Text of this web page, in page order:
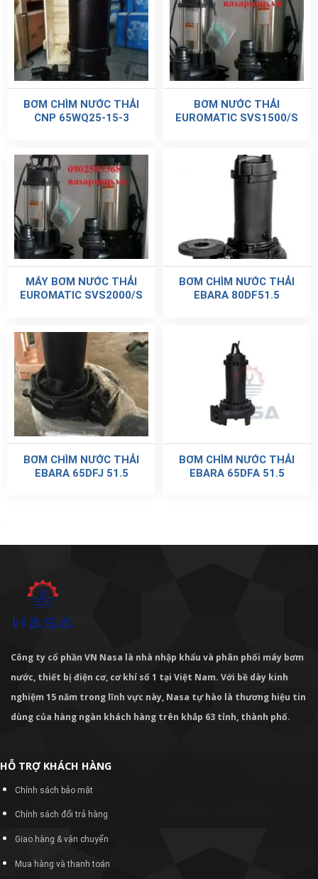
BƠM CHÌM NƯỚC THẢI
CNP 65WQ25-15-3
BƠM NƯỚC THẢI
EUROMATIC SVS1500/S
MÁY BƠM NƯỚC THẢI
EUROMATIC SVS2000/S
BƠM CHÌM NƯỚC THẢI
EBARA 80DF51.5
BƠM CHÌM NƯỚC THẢI
EBARA 65DFJ 51.5
BƠM CHÌM NƯỚC THẢI
EBARA 65DFA 51.5
Công ty cổ phần VN Nasa là nhà nhập khẩu và phân phối máy bơm
nước, thiết bị điện cơ, cơ khí số 1 tại Việt Nam. Với bề dày kinh
nghiệm 15 năm trong lĩnh vực này, Nasa tự hào là thương hiệu tin
dùng của hàng ngàn khách hàng trên khắp 63 tỉnh, thành phố.
HỖ TRỢ KHÁCH HÀNG
Chính sách bảo mật
Chính sách đổi trả hàng
Giao hàng & vận chuyển
Mua hàng và thanh toán